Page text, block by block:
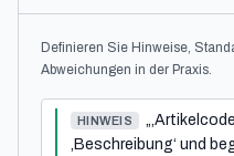
Definieren Sie Hinweise,
Abweichungen in der Praxis.
HINWEIS
‚Beschreibung‘ und